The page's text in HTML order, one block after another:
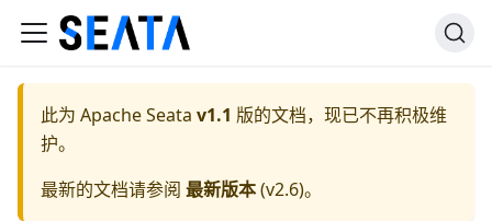
此为 Apache Seata v1.1 版的文档，现已不再积极维
护。
最新的文档请参阅 最新版本(v2.6)。